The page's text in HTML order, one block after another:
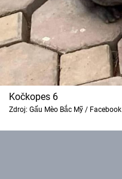
Kočkopes 6
Zdroj: Gấu Mèo Bắc Mỹ / Facebook